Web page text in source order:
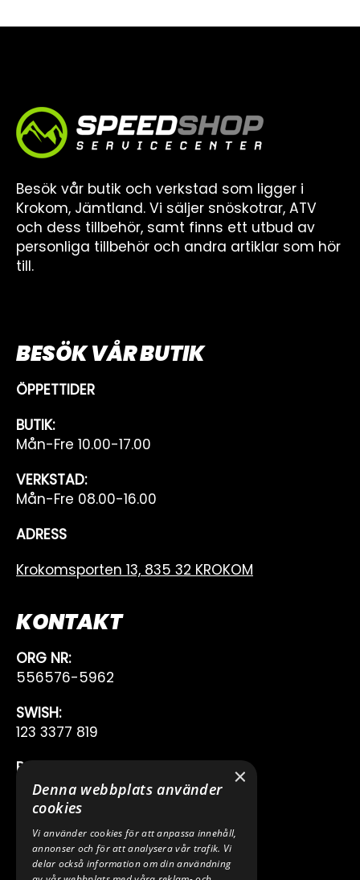
Besök vår butik och verkstad som ligger i
Krokom, Jämtland. Vi säljer snöskotrar, ATV
och dess tillbehör, samt finns ett utbud av
personliga tillbehör och andra artiklar som hör
till.
BESÖK VÅR BUTIK
ÖPPETTIDER
BUTIK:
Mån-Fre 10.00-17.00
VERKSTAD:
Mån-Fre 08.00-16.00
ADRESS
Krokomsporten 13, 835 32 KROKOM
KONTAKT
ORG NR:
556576-5962
SWISH:
123 3377 819
BANKGIRO:
222-7353
0640 200 50
×
Denna webbplats använder
cookies
Vi använder cookies för att anpassa innehåll,
annonser och för att analysera vår trafik. Vi
delar också information om din användning